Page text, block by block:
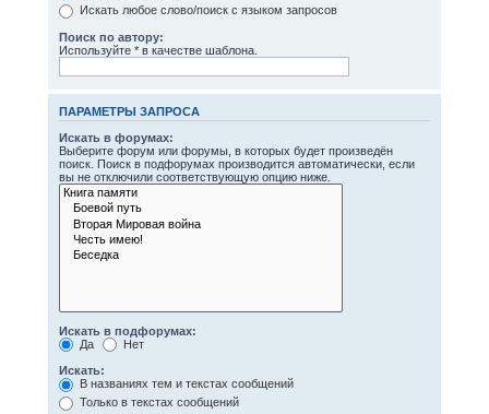
Искать любое слово/поиск с языком запросов
Поиск по автору:
Используйте * в качестве шаблона.
ПАРАМЕТРЫ ЗАПРОСА
Искать в форумах:
Выберите форум или форумы, в которых будет произведён
поиск. Поиск в подфорумах производится автоматически, если
вы не отключили соответствующую опцию ниже.
Искать в подфорумах:
Да
Нет
Искать:
В названиях тем и текстах сообщений
Только в текстах сообщений